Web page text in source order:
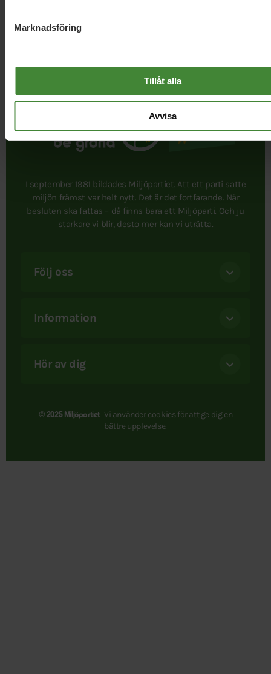
Marknadsföring
Tillåt alla
Avvisa
I september 1981 bildades Miljöpartiet. Att ett parti satte
miljön främst var helt nytt. Det är det fortfarande. När
besluten ska fattas – då finns bara ett Miljöparti. Och ju
starkare vi blir, desto mer kan vi uträtta.
Följ oss
Information
Hör av dig
© 2025 Miljöpartiet Vi användercookies för att ge dig en
bättre upplevelse.